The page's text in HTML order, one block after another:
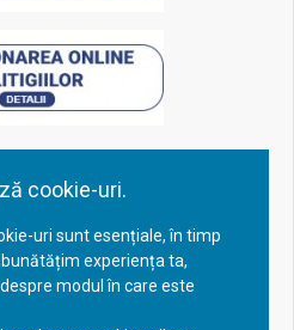
cookie-uri.
uri sunt esențiale, în timp
experiența ta,
modul în care este